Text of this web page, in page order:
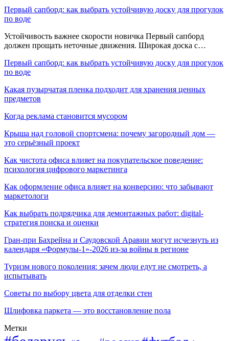
Первый сапборд: как выбрать устойчивую доску для прогулок
по воде
Устойчивость важнее скорости новичка Первый сапборд
должен прощать неточные движения. Широкая доска с…
Первый сапборд: как выбрать устойчивую доску для прогулок
по воде
Какая пузырчатая пленка подходит для хранения ценных
предметов
Когда реклама становится мусором
Крыша над головой спортсмена: почему загородный дом —
это серьёзный проект
Как чистота офиса влияет на покупательское поведение:
психология цифрового маркетинга
Как оформление офиса влияет на конверсию: что забывают
маркетологи
Как выбрать подрядчика для демонтажных работ: digital-
стратегия поиска и оценки
Гран-при Бахрейна и Саудовской Аравии могут исчезнуть из
календаря «Формулы-1»-2026 из-за войны в регионе
Туризм нового поколения: зачем люди едут не смотреть, а
испытывать
Советы по выбору цвета для отделки стен
Шлифовка паркета — это восстановление пола
Метки